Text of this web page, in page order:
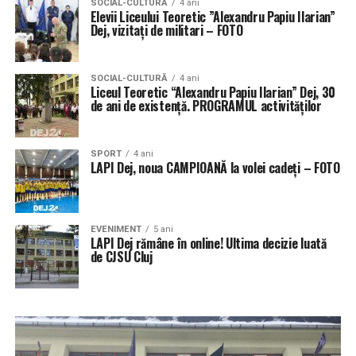
SOCIAL-CULTURĂ 4 ani
Elevii Liceului Teoretic ”Alexandru Papiu Ilarian”
Dej, vizitați de militari – FOTO
SOCIAL-CULTURĂ 4 ani
Liceul Teoretic “Alexandru Papiu Ilarian” Dej, 30
de ani de existență. PROGRAMUL activităților
SPORT 4 ani
LAPI Dej, noua CAMPIOANĂ la volei cadeți – FOTO
EVENIMENT 5 ani
LAPI Dej rămâne în online! Ultima decizie luată
de CJSU Cluj